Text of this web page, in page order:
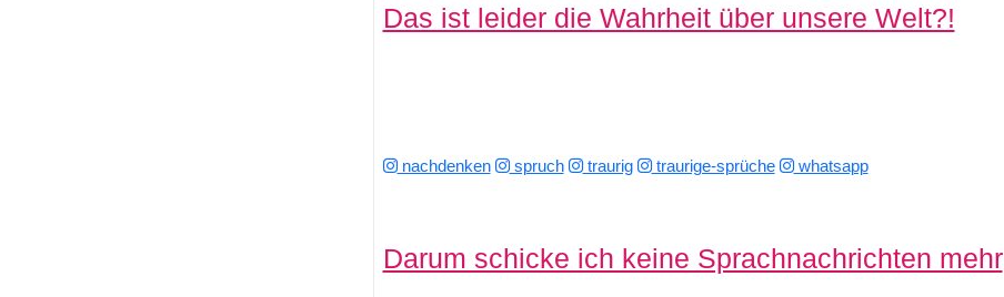
Das ist leider die Wahrheit über unsere Welt?!
nachdenken spruch traurig traurige-sprüche whatsapp
Darum schicke ich keine Sprachnachrichten mehr